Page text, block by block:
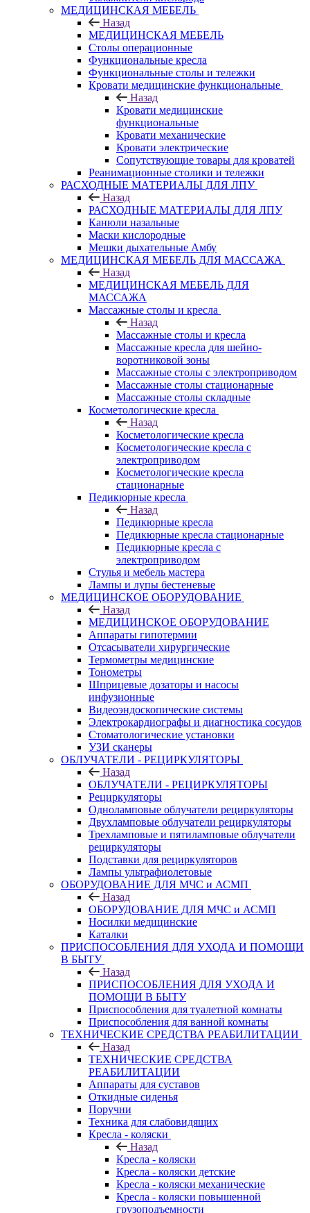
МЕДИЦИНСКАЯ МЕБЕЛЬ
Назад
МЕДИЦИНСКАЯ МЕБЕЛЬ
Столы операционные
Функциональные кресла
Функциональные столы и тележки
Кровати медицинские функциональные
Назад
Кровати медицинские
функциональные
Кровати механические
Кровати электрические
Сопутствующие товары для кроватей
Реанимационные столики и тележки
РАСХОДНЫЕ МАТЕРИАЛЫ ДЛЯ ЛПУ
Назад
РАСХОДНЫЕ МАТЕРИАЛЫ ДЛЯ ЛПУ
Канюли назальные
Маски кислородные
Мешки дыхательные Амбу
МЕДИЦИНСКАЯ МЕБЕЛЬ ДЛЯ МАССАЖА
Назад
МЕДИЦИНСКАЯ МЕБЕЛЬ ДЛЯ
МАССАЖА
Массажные столы и кресла
Назад
Массажные столы и кресла
Массажные кресла для шейно-
воротниковой зоны
Массажные столы с электроприводом
Массажные столы стационарные
Массажные столы складные
Косметологические кресла
Назад
Косметологические кресла
Косметологические кресла с
электроприводом
Косметологические кресла
стационарные
Педикюрные кресла
Назад
Педикюрные кресла
Педикюрные кресла стационарные
Педикюрные кресла с
электроприводом
Стулья и мебель мастера
Лампы и лупы бестеневые
МЕДИЦИНСКОЕ ОБОРУДОВАНИЕ
Назад
МЕДИЦИНСКОЕ ОБОРУДОВАНИЕ
Аппараты гипотермии
Отсасыватели хирургические
Термометры медицинские
Тонометры
Шприцевые дозаторы и насосы
инфузионные
Видеоэндоскопические системы
Электрокардиографы и диагностика сосудов
Стоматологические установки
УЗИ сканеры
ОБЛУЧАТЕЛИ - РЕЦИРКУЛЯТОРЫ
Назад
ОБЛУЧАТЕЛИ - РЕЦИРКУЛЯТОРЫ
Рециркуляторы
Одноламповые облучатели рециркуляторы
Двухламповые облучатели рециркуляторы
Трехламповые и пятиламповые облучатели
рециркуляторы
Подставки для рециркуляторов
Лампы ультрафиолетовые
ОБОРУДОВАНИЕ ДЛЯ МЧС и АСМП
Назад
ОБОРУДОВАНИЕ ДЛЯ МЧС и АСМП
Носилки медицинские
Каталки
ПРИСПОСОБЛЕНИЯ ДЛЯ УХОДА И ПОМОЩИ
В БЫТУ
Назад
ПРИСПОСОБЛЕНИЯ ДЛЯ УХОДА И
ПОМОЩИ В БЫТУ
Приспособления для туалетной комнаты
Приспособления для ванной комнаты
ТЕХНИЧЕСКИЕ СРЕДСТВА РЕАБИЛИТАЦИИ
Назад
ТЕХНИЧЕСКИЕ СРЕДСТВА
РЕАБИЛИТАЦИИ
Аппараты для суставов
Откидные сиденья
Поручни
Техника для слабовидящих
Кресла - коляски
Назад
Кресла - коляски
Кресла - коляски детские
Кресла - коляски механические
Кресла - коляски повышенной
грузоподъемности